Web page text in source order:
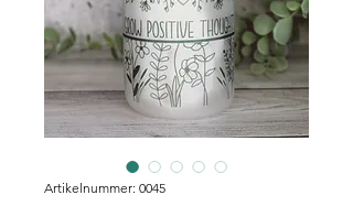
Artikelnummer: 0045